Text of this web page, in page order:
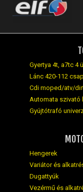
Gyertya 4t, a7tc 4
Lánc 420-112
Cdi moped/atv/
Automata szivató
Gyújtótrafó
Hengerek
Variátor és
Dugattyúk
Vezérmű és